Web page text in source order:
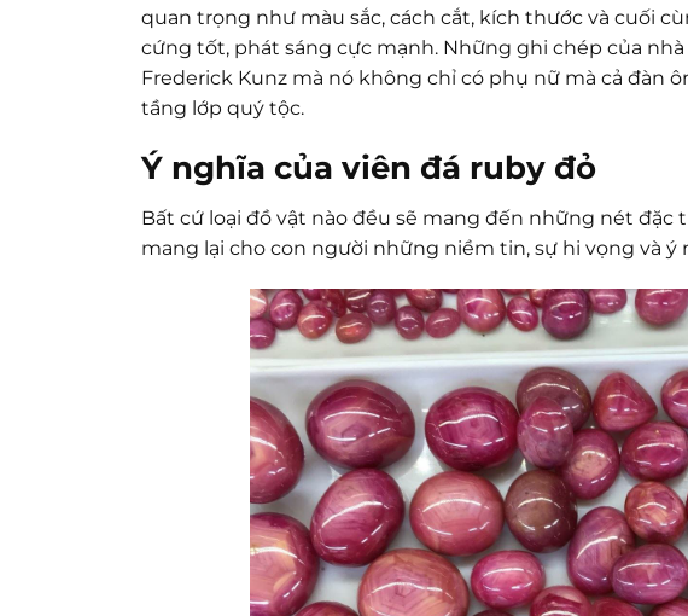
quan trọng như màu sắc, cách cắt, kích thước và cuối
cứng tốt, phát sáng cực mạnh. Những ghi chép của
Frederick Kunz mà nó không chỉ có phụ nữ mà cả đàn
tầng lớp quý tộc.
Ý nghĩa của viên đá ruby đỏ
Bất cứ loại đồ vật nào đều sẽ mang đến những nét đặc
mang lại cho con người những niềm tin, sự hi vọng và